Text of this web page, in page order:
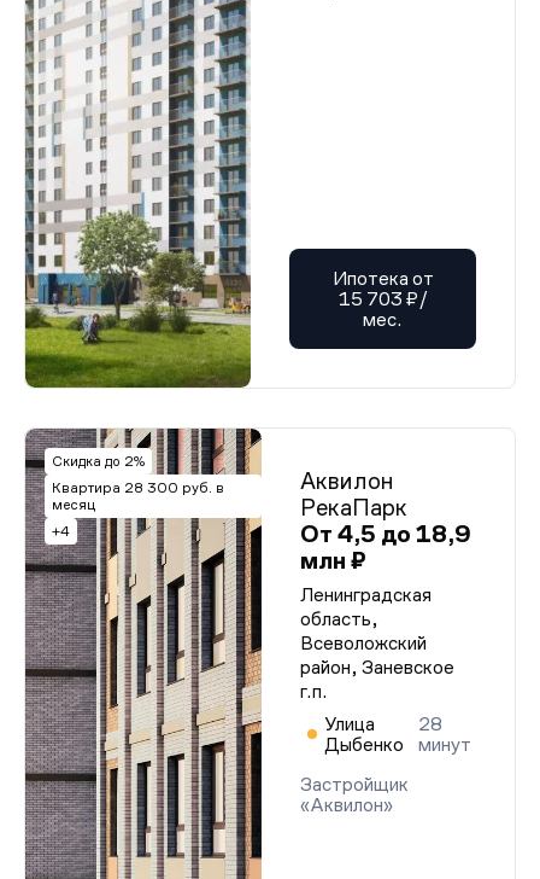
Ипотека от
15 703 ₽/
мес.
Скидка до 2%
Квартира 28 300 руб. в
месяц
+4
Аквилон
РекаПарк
От 4,5 до 18,9
млн ₽
Ленинградская
область,
Всеволожский
район, Заневское
г.п.
Улица
Дыбенко
28
минут
Застройщик
«Аквилон»